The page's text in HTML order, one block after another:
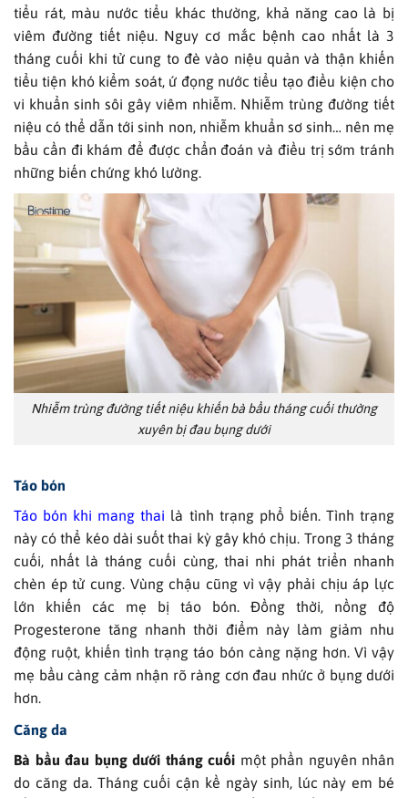
tiểu rát, màu nước tiểu khác thường, khả năng cao là bị
viêm đường tiết niệu. Nguy cơ mắc bệnh cao nhất là 3
tháng cuối khi tử cung to đè vào niệu quản và thận khiến
tiểu tiện khó kiểm soát, ứ đọng nước tiểu tạo điều kiện cho
vi khuẩn sinh sôi gây viêm nhiễm. Nhiễm trùng đường tiết
niệu có thể dẫn tới sinh non, nhiễm khuẩn sơ sinh… nên mẹ
bầu cần đi khám để được chẩn đoán và điều trị sớm tránh
những biến chứng khó lường.
Nhiễm trùng đường tiết niệu khiến bà bầu tháng cuối thường
xuyên bị đau bụng dưới
Táo bón
Táo bón khi mang thai là tình trạng phổ biến. Tình trạng
này có thể kéo dài suốt thai kỳ gây khó chịu. Trong 3 tháng
cuối, nhất là tháng cuối cùng, thai nhi phát triển nhanh
chèn ép tử cung. Vùng chậu cũng vì vậy phải chịu áp lực
lớn khiến các mẹ bị táo bón. Đồng thời, nồng độ
Progesterone tăng nhanh thời điểm này làm giảm nhu
động ruột, khiến tình trạng táo bón càng nặng hơn. Vì vậy
mẹ bầu càng cảm nhận rõ ràng cơn đau nhức ở bụng dưới
hơn.
Căng da
Bà bầu đau bụng dưới tháng cuối một phần nguyên nhân
do căng da. Tháng cuối cận kề ngày sinh, lúc này em bé